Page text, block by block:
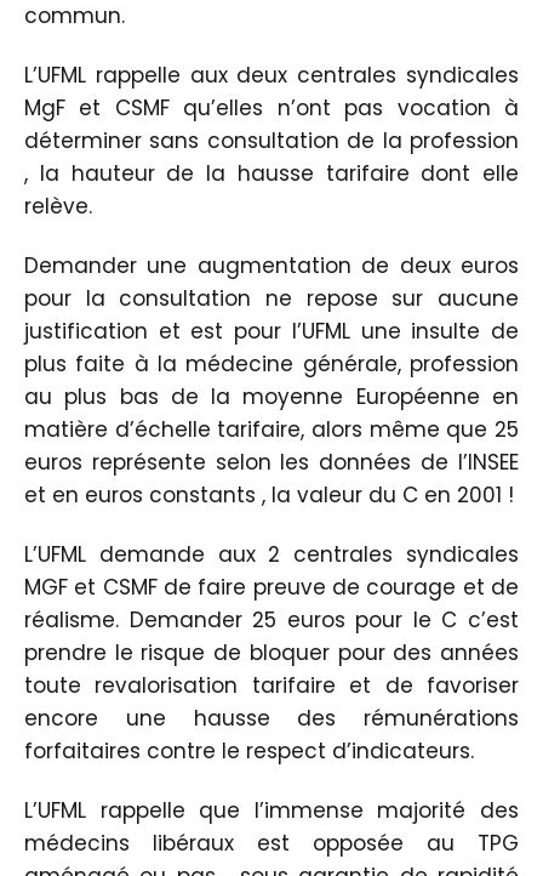
commun.
L’UFML rappelle aux deux centrales syndicales
MgF et CSMF qu’elles n’ont pas vocation à
déterminer sans consultation de la profession
, la hauteur de la hausse tarifaire dont elle
relève.
Demander une augmentation de deux euros
pour la consultation ne repose sur aucune
justification et est pour l’UFML une insulte de
plus faite à la médecine générale, profession
au plus bas de la moyenne Européenne en
matière d’échelle tarifaire, alors même que 25
euros représente selon les données de l’INSEE
et en euros constants , la valeur du C en 2001 !
L’UFML demande aux 2 centrales syndicales
MGF et CSMF de faire preuve de courage et de
réalisme. Demander 25 euros pour le C c’est
prendre le risque de bloquer pour des années
toute revalorisation tarifaire et de favoriser
encore une hausse des rémunérations
forfaitaires contre le respect d’indicateurs.
L’UFML rappelle que l’immense majorité des
médecins libéraux est opposée au TPG